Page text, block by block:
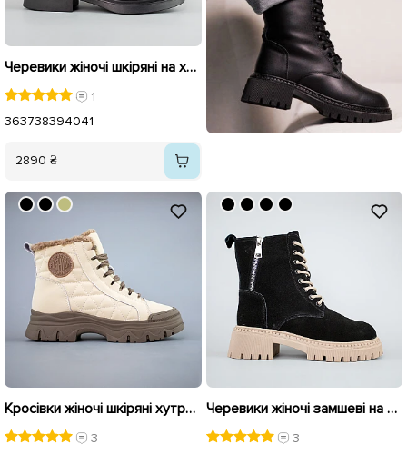
Черевики жіночі шкіряні на хутрі 593470 Чорні
1
363738394041
2890 ₴
Кросівки жіночі шкіряні хутро 593339 Бежеві
3
Черевики жіночі замшеві на хутрі 593228 Чорні
3